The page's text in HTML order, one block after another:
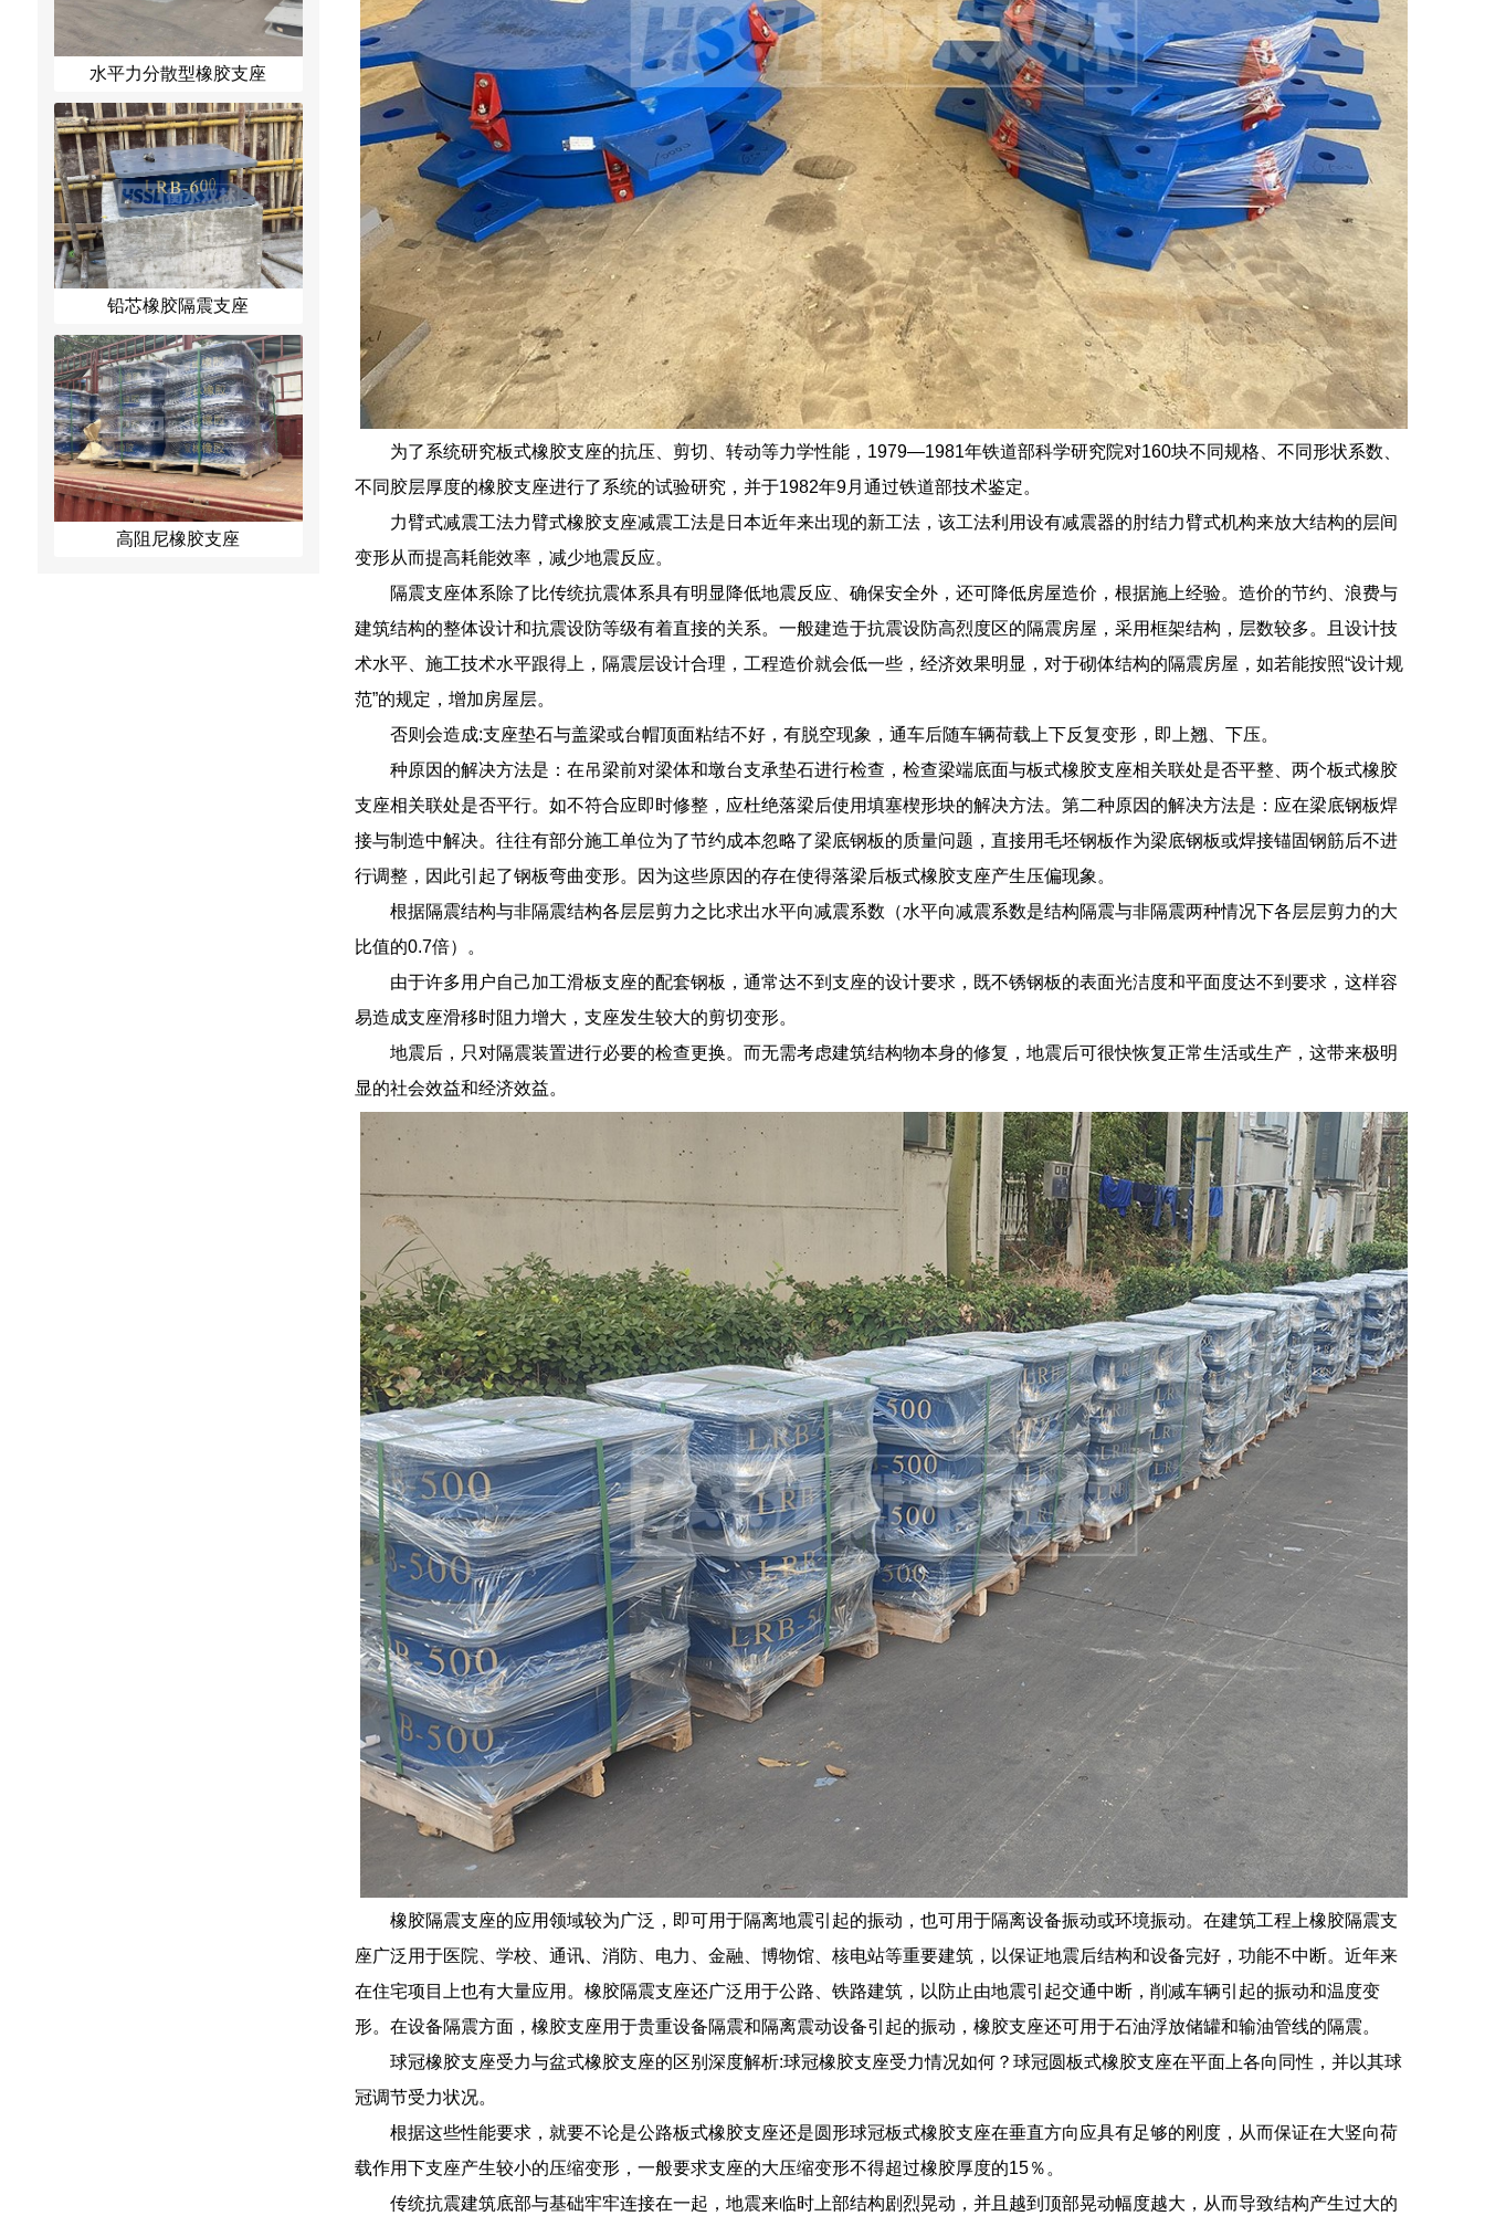
水平力分散型橡胶支座
铅芯橡胶隔震支座
高阻尼橡胶支座
为了系统研究板式橡胶支座的抗压、剪切、转动等力学性能，1979—1981年铁道部科学研究院对160块不同规格、不同形状系数、
不同胶层厚度的橡胶支座进行了系统的试验研究，并于1982年9月通过铁道部技术鉴定。
力臂式减震工法力臂式橡胶支座减震工法是日本近年来出现的新工法，该工法利用设有减震器的肘结力臂式机构来放大结构的层间
变形从而提高耗能效率，减少地震反应。
隔震支座体系除了比传统抗震体系具有明显降低地震反应、确保安全外，还可降低房屋造价，根据施上经验。造价的节约、浪费与
建筑结构的整体设计和抗震设防等级有着直接的关系。一般建造于抗震设防高烈度区的隔震房屋，采用框架结构，层数较多。且设计技
术水平、施工技术水平跟得上，隔震层设计合理，工程造价就会低一些，经济效果明显，对于砌体结构的隔震房屋，如若能按照“设计规
范”的规定，增加房屋层。
否则会造成:支座垫石与盖梁或台帽顶面粘结不好，有脱空现象，通车后随车辆荷载上下反复变形，即上翘、下压。
种原因的解决方法是：在吊梁前对梁体和墩台支承垫石进行检查，检查梁端底面与板式橡胶支座相关联处是否平整、两个板式橡胶
支座相关联处是否平行。如不符合应即时修整，应杜绝落梁后使用填塞楔形块的解决方法。第二种原因的解决方法是：应在梁底钢板焊
接与制造中解决。往往有部分施工单位为了节约成本忽略了梁底钢板的质量问题，直接用毛坯钢板作为梁底钢板或焊接锚固钢筋后不进
行调整，因此引起了钢板弯曲变形。因为这些原因的存在使得落梁后板式橡胶支座产生压偏现象。
根据隔震结构与非隔震结构各层层剪力之比求出水平向减震系数（水平向减震系数是结构隔震与非隔震两种情况下各层层剪力的大
比值的0.7倍）。
由于许多用户自己加工滑板支座的配套钢板，通常达不到支座的设计要求，既不锈钢板的表面光洁度和平面度达不到要求，这样容
易造成支座滑移时阻力增大，支座发生较大的剪切变形。
地震后，只对隔震装置进行必要的检查更换。而无需考虑建筑结构物本身的修复，地震后可很快恢复正常生活或生产，这带来极明
显的社会效益和经济效益。
橡胶隔震支座的应用领域较为广泛，即可用于隔离地震引起的振动，也可用于隔离设备振动或环境振动。在建筑工程上橡胶隔震支
座广泛用于医院、学校、通讯、消防、电力、金融、博物馆、核电站等重要建筑，以保证地震后结构和设备完好，功能不中断。近年来
在住宅项目上也有大量应用。橡胶隔震支座还广泛用于公路、铁路建筑，以防止由地震引起交通中断，削减车辆引起的振动和温度变
形。在设备隔震方面，橡胶支座用于贵重设备隔震和隔离震动设备引起的振动，橡胶支座还可用于石油浮放储罐和输油管线的隔震。
球冠橡胶支座受力与盆式橡胶支座的区别深度解析:球冠橡胶支座受力情况如何？球冠圆板式橡胶支座在平面上各向同性，并以其球
冠调节受力状况。
根据这些性能要求，就要不论是公路板式橡胶支座还是圆形球冠板式橡胶支座在垂直方向应具有足够的刚度，从而保证在大竖向荷
载作用下支座产生较小的压缩变形，一般要求支座的大压缩变形不得超过橡胶厚度的15％。
传统抗震建筑底部与基础牢牢连接在一起，地震来临时上部结构剧烈晃动，并且越到顶部晃动幅度越大，从而导致结构产生过大的